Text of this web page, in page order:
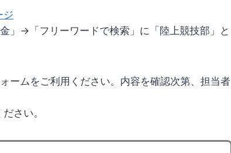
ジ
」→「フリーワードで検索」に「陸上競技部」と
ームをご利用ください。内容を確認次第、担当者
さい。